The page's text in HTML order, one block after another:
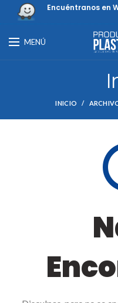
Encuéntranos en
MENÚ
INICIO